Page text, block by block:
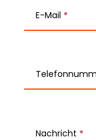
n
a
E-Mail *
Nachricht *